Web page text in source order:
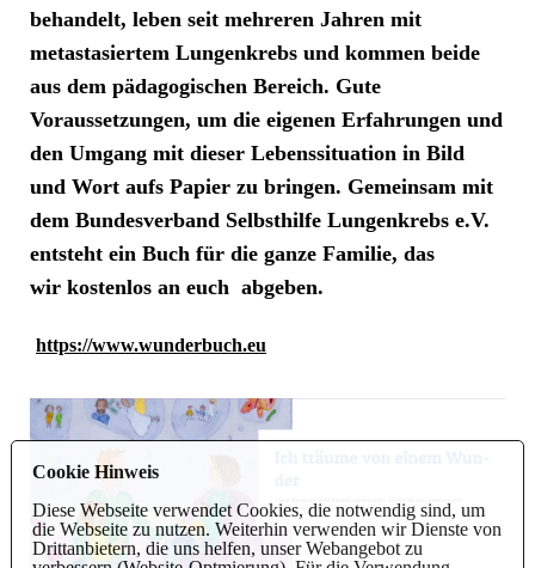
behandelt, leben seit mehreren Jahren mit
metastasiertem Lungenkrebs und kommen beide
aus dem pädagogischen Bereich. Gute
Voraussetzungen, um die eigenen Erfahrungen und
den Umgang mit dieser Lebenssituation in Bild
und Wort aufs Papier zu bringen. Gemeinsam mit
dem Bundesverband Selbsthilfe Lungenkrebs e.V.
entsteht ein Buch für die ganze Familie, das
wir kostenlos an euch abgeben.
https://www.wunderbuch.eu
Cookie Hinweis
Diese Webseite verwendet Cookies, die notwendig sind, um
die Webseite zu nutzen. Weiterhin verwenden wir Dienste von
Drittanbietern, die uns helfen, unser Webangebot zu